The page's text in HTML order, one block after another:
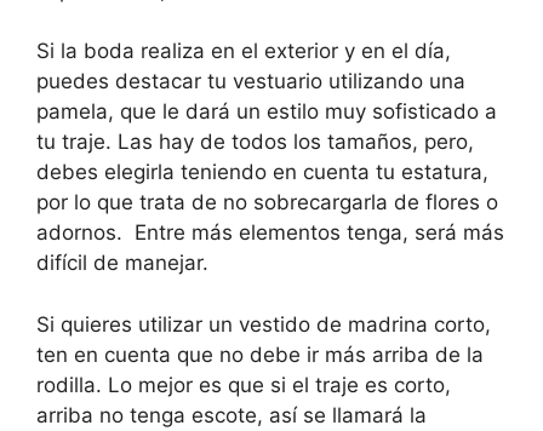
Si la boda realiza en el exterior y en el día,
puedes destacar tu vestuario utilizando una
pamela, que le dará un estilo muy sofisticado a
tu traje. Las hay de todos los tamaños, pero,
debes elegirla teniendo en cuenta tu estatura,
por lo que trata de no sobrecargarla de flores o
adornos. Entre más elementos tenga, será más
difícil de manejar.
Si quieres utilizar un vestido de madrina corto,
ten en cuenta que no debe ir más arriba de la
rodilla. Lo mejor es que si el traje es corto,
arriba no tenga escote, así se llamará la